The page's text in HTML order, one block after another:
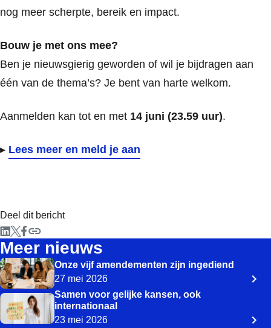
nog meer scherpte, bereik en impact.
Bouw je met ons mee?
Ben je nieuwsgierig geworden of wil je bijdragen aan
één van de thema’s? Je bent van harte welkom.
Aanmelden kan tot en met 14 juni (23.59 uur).
▸ Lees meer en meld je aan
Deel dit bericht
Meer nieuws
Onze vijf amendementen zijn ingediend
27 mei 2026
Samen voor gelijke kansen, ook
internationaal
23 mei 2026